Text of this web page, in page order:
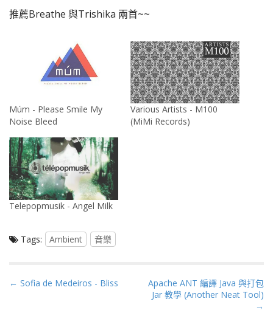
推薦Breathe 與Trishika 兩首~~
Múm - Please Smile My
Noise Bleed
Various Artists - M100
(MiMi Records)
Telepopmusik - Angel Milk
Tags: Ambient 音樂
P
← Sofia de Medeiros - Bliss
Apache ANT 編譯 Java 與打包
Jar 教學 (Another Neat Tool)
→